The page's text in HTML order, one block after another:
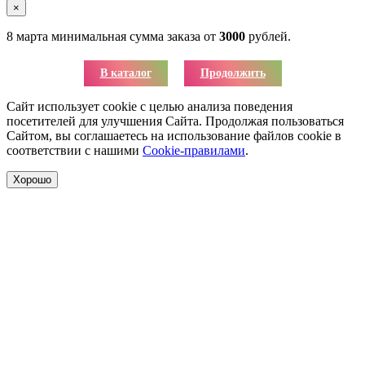
×
8 марта минимальная сумма заказа от 3000 рублей.
В каталог Продолжить
Сайт использует cookie с целью анализа поведения
посетителей для улучшения Сайта. Продолжая пользоваться
Сайтом, вы соглашаетесь на использование файлов cookie в
соответствии с нашими Cookie-правилами.
Хорошо